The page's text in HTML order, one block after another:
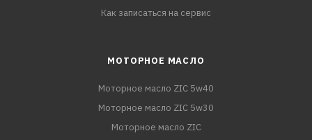
Как записаться на сервис
МОТОРНОЕ МАСЛО
Моторное масло ZIC 5w40
Моторное масло ZIC 5w30
Моторное масло ZIC